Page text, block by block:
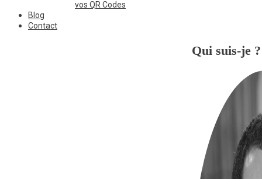
vos QR Codes
Blog
Contact
Qui suis-je ?